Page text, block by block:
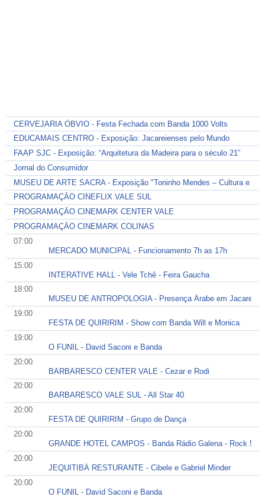
CERVEJARIA ÓBVIO - Festa Fechada com Banda 1000 Volts
EDUCAMAIS CENTRO - Exposição: Jacareienses pelo Mundo
FAAP SJC - Exposição: “Arquitetura da Madeira para o século 21”
Jornal do Consumidor
MUSEU DE ARTE SACRA - Exposição "Toninho Mendes – Cultura e
PROGRAMAÇÃO CINEFLIX VALE SUL
PROGRAMAÇÃO CINEMARK CENTER VALE
PROGRAMAÇÃO CINEMARK COLINAS
07:00
MERCADO MUNICIPAL - Funcionamento 7h as 17h
15:00
INTERATIVE HALL - Vele Tchê - Feira Gaucha
18:00
MUSEU DE ANTROPOLOGIA - Presença Árabe em Jacareí
19:00
FESTA DE QUIRIRIM - Show com Banda Will e Monica
19:00
O FUNIL - David Saconi e Banda
20:00
BARBARESCO CENTER VALE - Cezar e Rodi
20:00
BARBARESCO VALE SUL - All Star 40
20:00
FESTA DE QUIRIRIM - Grupo de Dança
20:00
GRANDE HOTEL CAMPOS - Banda Rádio Galena - Rock 50/
20:00
JEQUITIBÁ RESTURANTE - Cibele e Gabriel Minder
20:00
O FUNIL - David Saconi e Banda